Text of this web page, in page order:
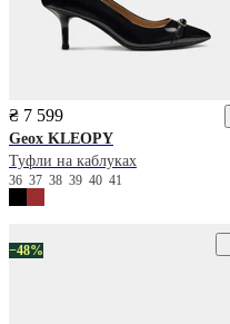
₴ 7 599
Geox KLEOPY
Туфли на каблуках
36 37 38 39 40 41
−48%